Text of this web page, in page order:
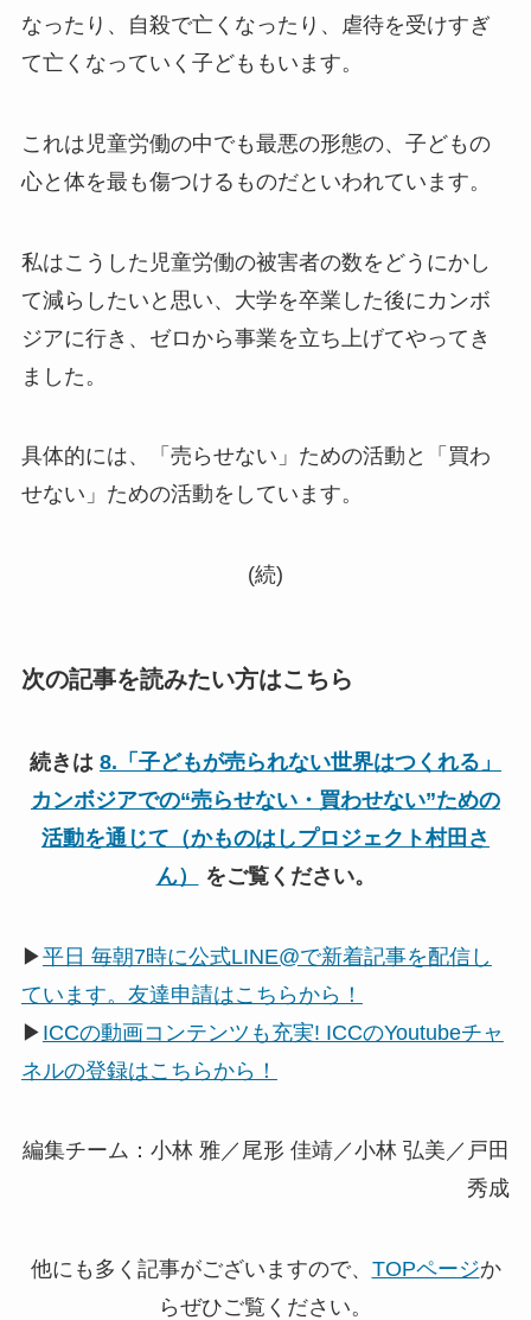
なったり、自殺で亡くなったり、虐待を受けすぎ
て亡くなっていく子どももいます。
これは児童労働の中でも最悪の形態の、子どもの
心と体を最も傷つけるものだといわれています。
私はこうした児童労働の被害者の数をどうにかし
て減らしたいと思い、大学を卒業した後にカンボ
ジアに行き、ゼロから事業を立ち上げてやってき
ました。
具体的には、「売らせない」ための活動と「買わ
せない」ための活動をしています。
(続)
次の記事を読みたい方はこちら
続きは 8.「子どもが売られない世界はつくれる」
カンボジアでの“売らせない・買わせない”ための
活動を通じて（かものはしプロジェクト村田さ
ん）
をご覧ください。
▶平日 毎朝7時に公式LINE@で新着記事を配信し
ています。友達申請はこちらから！
▶ ICCの動画コンテンツも充実! ICCのYoutubeチャ
ネルの登録はこちらから！
編集チーム：小林 雅／尾形 佳靖／小林 弘美／戸田
秀成
他にも多く記事がございますので、 TOPページか
らぜひご覧ください。